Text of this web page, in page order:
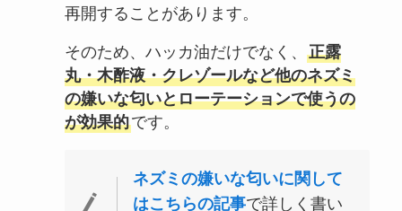
再開することがあります。
そのため、ハッカ油だけでなく、 正露
丸・木酢液・クレゾールなど他のネズミ
の嫌いな匂いとローテーションで使うの
が効果的です。
ネズミの嫌いな匂いに関して
はこちらの記事で詳しく書い